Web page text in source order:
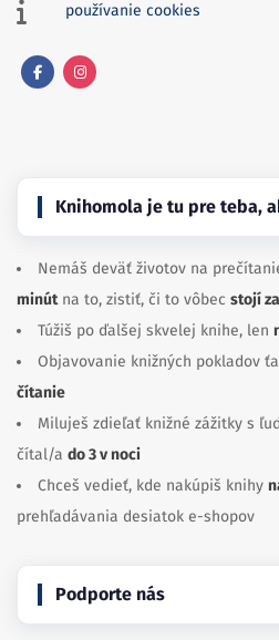
používanie cookies
Knihomola je tu pre teba,
Nemáš deväť životov na
minútna to, zistiť, či to vôbec stojí
Túžiš po ďalšej skvelej knihe, len
Objavovanie knižných pokladov
čítanie
Miluješ zdieľať knižné zážitky s
čítal/a do 3 v noci
Chceš vedieť, kde nakúpiš knihy
prehľadávania desiatok e-shopov
Podporte nás